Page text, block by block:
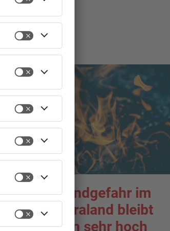
TOPNEWS
Waldbrandgefahr im
Primaveraland bleibt
weiterhin sehr hoch